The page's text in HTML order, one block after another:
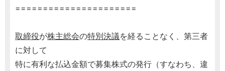
======================
取締役が株主総会の特別決議を経ることなく、第三者
に対して
特に有利な払込金額で募集株式の発行（すなわち、違